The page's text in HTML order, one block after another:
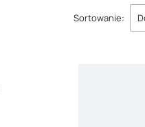
Lista
Sortowanie: